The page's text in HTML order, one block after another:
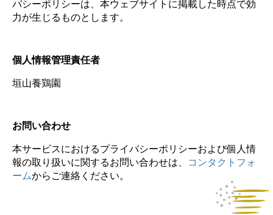
バシーポリシーは、本ウェブサイトに掲載した時点で効
力が生じるものとします。
個人情報管理責任者
垣山養鶏園
お問い合わせ
本サービスにおけるプライバシーポリシーおよび個人情
報の取り扱いに関するお問い合わせは、
コンタクトフォ
ームからご連絡ください。